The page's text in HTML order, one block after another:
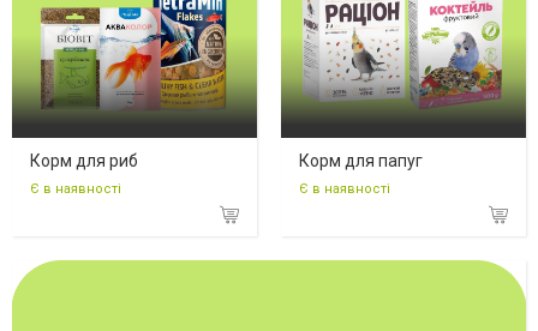
Корм для риб
Є в наявності
Корм для папуг
Є в наявності